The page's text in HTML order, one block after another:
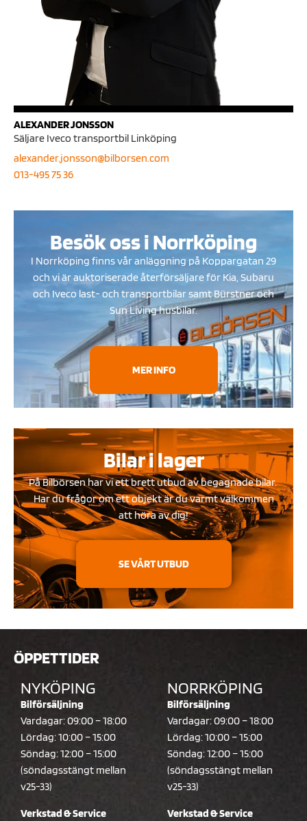
ALEXANDER JONSSON
Säljare Iveco transportbil Linköping
alexander.jonsson@bilborsen.com
013-495 75 36
Besök oss i Norrköping
I Norrköping finns vår anläggning på Koppargatan 29
och vi är auktoriserade återförsäljare för Kia, Subaru
och Iveco last- och transportbilar samt Bürstner och
Sun Living husbilar.
MER INFO
Bilar i lager
På Bilbörsen har vi ett brett utbud av begagnade bilar.
Har du frågor om ett objekt är du varmt välkommen
att höra av dig!
SE VÅRT UTBUD
ÖPPETTIDER
NYKÖPING
Bilförsäljning
Vardagar: 09:00 – 18:00
Lördag: 10:00 – 15:00
Söndag: 12:00 – 15:00
(söndagsstängt mellan
v25-33)
Verkstad & Service
NORRKÖPING
Bilförsäljning
Vardagar: 09:00 – 18:00
Lördag: 10:00 – 15:00
Söndag: 12:00 – 15:00
(söndagsstängt mellan
v25-33)
Verkstad & Service